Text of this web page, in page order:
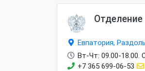
Евпатория,
Вт-Чт: 09.00-18.00.
+7 365 699-06-53